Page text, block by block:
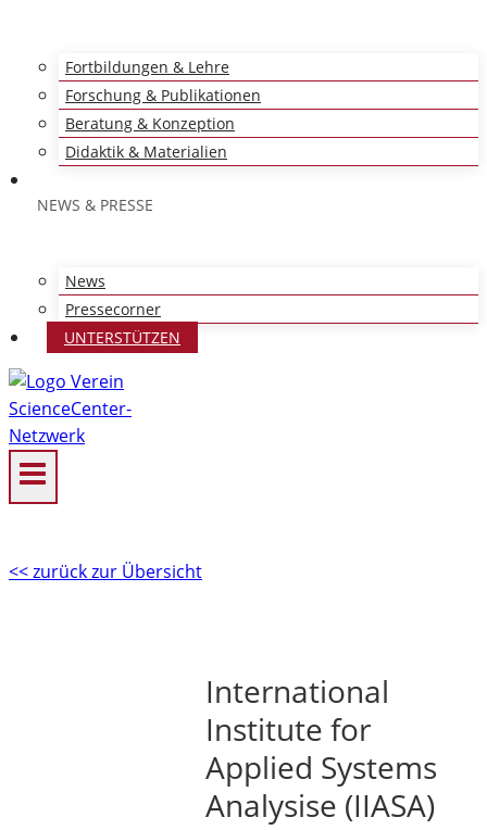
Fortbildungen & Lehre
Forschung & Publikationen
Beratung & Konzeption
Didaktik & Materialien
NEWS & PRESSE
News
Pressecorner
UNTERSTÜTZEN
<< zurück zur Übersicht
International
Institute for
Applied Systems
Analysise (IIASA)